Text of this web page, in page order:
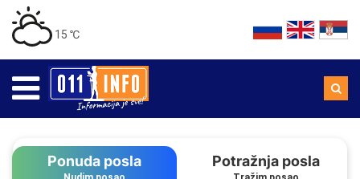
15 ℃
Ponuda posla Potražnja posla